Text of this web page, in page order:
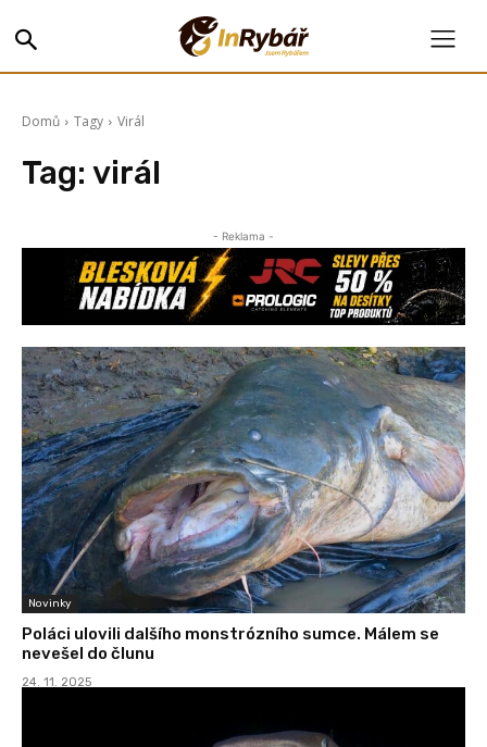
Domů Tagy Virál
Tag: virál
- Reklama -
Novinky
Poláci ulovili dalšího monstrózního sumce. Málem se
nevešel do člunu
24. 11. 2025